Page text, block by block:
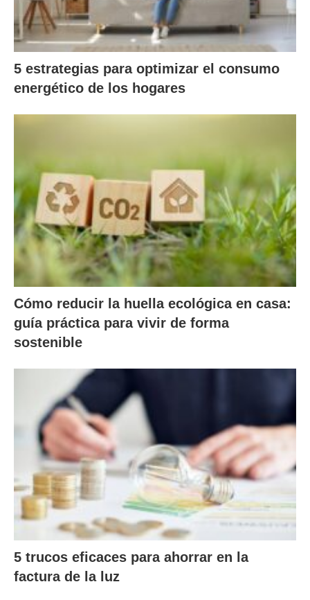
5 estrategias para optimizar el consumo
energético de los hogares
Cómo reducir la huella ecológica en casa:
guía práctica para vivir de forma
sostenible
5 trucos eficaces para ahorrar en la
factura de la luz